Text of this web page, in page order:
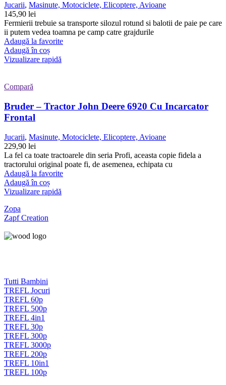
Jucarii, Masinute, Motociclete, Elicoptere, Avioane
145,90 lei
Fermierii trebuie sa transporte silozul rotund si balotii de paie pe care
ii putem vedea toamna pe camp catre grajdurile
Adaugă la favorite
Adaugă în coș
Vizualizare rapidă
Compară
Bruder – Tractor John Deere 6920 Cu Incarcator
Frontal
Jucarii, Masinute, Motociclete, Elicoptere, Avioane
229,90 lei
La fel ca toate tractoarele din seria Profi, aceasta copie fidela a
tractorului original poate fi, de asemenea, echipata cu
Adaugă la favorite
Adaugă în coș
Vizualizare rapidă
Zopa
Zapf Creation
Tutti Bambini
TREFL Jocuri
TREFL 60p
TREFL 500p
TREFL 4in1
TREFL 30p
TREFL 300p
TREFL 3000p
TREFL 200p
TREFL 10in1
TREFL 100p